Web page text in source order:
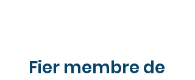
Fier membre de